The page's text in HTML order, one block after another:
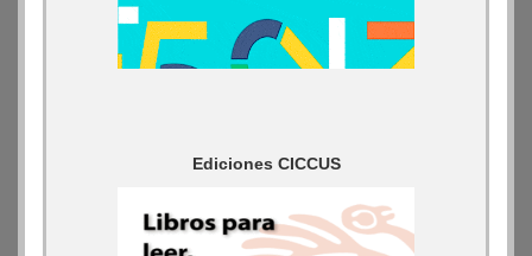
Ediciones CICCUS